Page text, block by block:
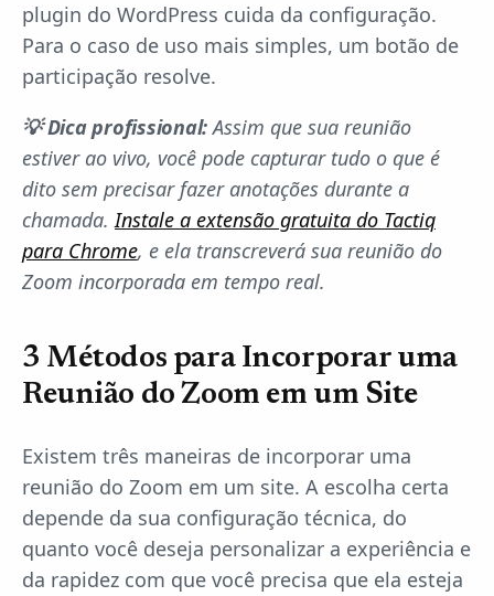
plugin do WordPress cuida da configuração.
Para o caso de uso mais simples, um botão de
participação resolve.
💡 Dica profissional:Assim que sua reunião
estiver ao vivo, você pode capturar tudo o que é
dito sem precisar fazer anotações durante a
chamada.Instale a extensão gratuita do Tactiq
para Chrome, e ela transcreverá sua reunião do
Zoom incorporada em tempo real.
3 Métodos para Incorporar uma
Reunião do Zoom em um Site
Existem três maneiras de incorporar uma
reunião do Zoom em um site. A escolha certa
depende da sua configuração técnica, do
quanto você deseja personalizar a experiência e
da rapidez com que você precisa que ela esteja